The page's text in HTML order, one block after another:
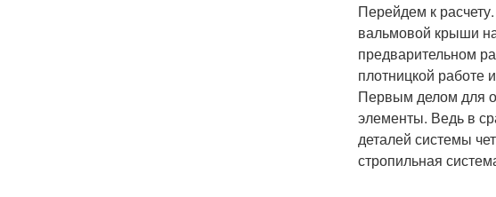
Перейдем к
вальмовой крыши
предварительном
плотницкой работе
Первым делом для
элементы. Ведь в
деталей системы
стропильная